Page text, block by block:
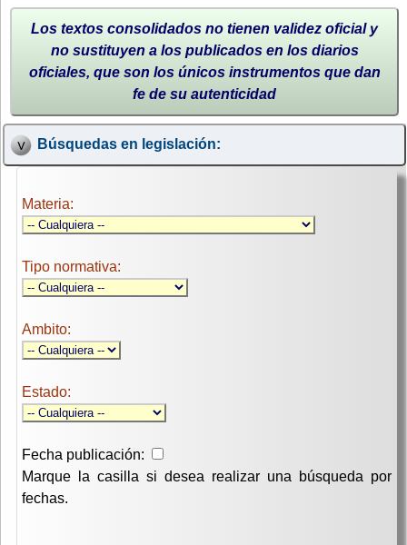
Los textos consolidados no tienen validez oficial y
no sustituyen a los publicados en los diarios
oficiales, que son los únicos instrumentos que dan
fe de su autenticidad
Búsquedas en legislación:
Materia:
Tipo normativa:
Ambito:
Estado:
Fecha publicación:
Marque la casilla si desea realizar una búsqueda por
fechas.